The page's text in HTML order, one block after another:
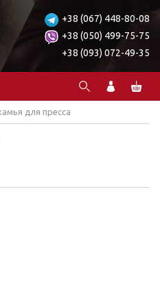
+38 (067) 448-80-08
+38 (050) 499-75-75
+38 (093) 072-49-35
для пресса